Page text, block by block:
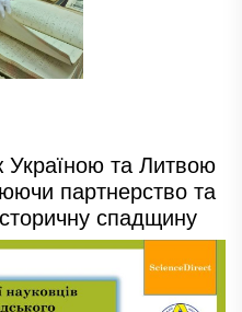
Україною та Литвою
партнерство та
спадщину